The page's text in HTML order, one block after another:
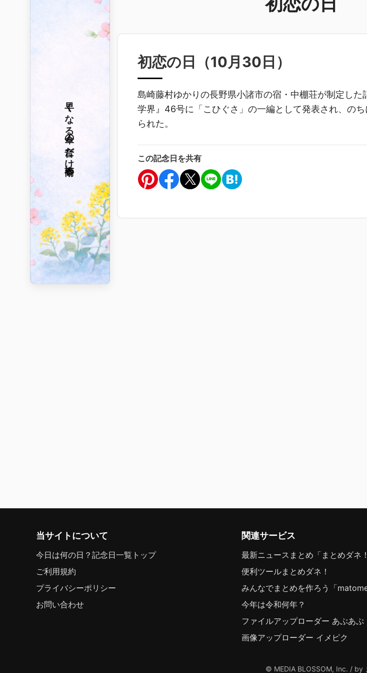
初恋の日（10月30日 ）
島崎藤村ゆかりの長野県小諸市の宿・中棚荘が制定した
学界』46号に「こひぐさ」の一編として発表され、の
られた。
この記念日を共有
春雨や
傘の音だけ
早くなる
当サイトについて
今日は何の日？記念日一覧トップ
ご利用規約
プライバシーポリシー
お問い合わせ
関連サービス
最新ニュースまとめ「まとめダネ！
便利ツールまとめダネ！
みんなでまとめを作ろう「
今年は令和何年？
ファイルアップローダー あぷあぷ
画像アップローダー イメピク
© MEDIA BLOSSOM, Inc. / by